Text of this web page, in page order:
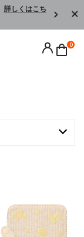
詳しくはこち
0